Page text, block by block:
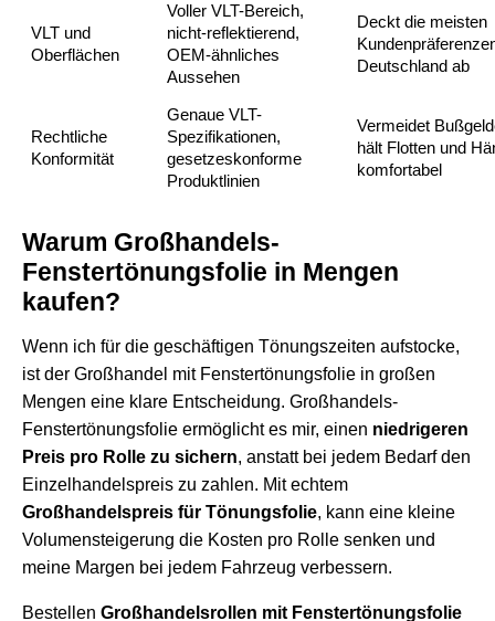
VLT und
Oberflächen
Voller VLT-Bereich,
nicht-reflektierend,
OEM-ähnliches
Aussehen
Deckt die meisten
Deutschland ab
Rechtliche
Konformität
Genaue VLT-
Spezifikationen,
gesetzeskonforme
Produktlinien
Vermeidet
hält Flotten und
komfortabel
Warum Großhandels-
Fenstertönungsfolie in Mengen
kaufen?
Wenn ich für die geschäftigen Tönungszeiten aufstocke,
ist der Großhandel mit Fenstertönungsfolie in großen
Mengen eine klare Entscheidung. Großhandels-
Fenstertönungsfolie ermöglicht es mir, einen niedrigeren
Preis pro Rolle zu sichern, anstatt bei jedem Bedarf den
Einzelhandelspreis zu zahlen. Mit echtem
Großhandelspreis für Tönungsfolie, kann eine kleine
Volumensteigerung die Kosten pro Rolle senken und
meine Margen bei jedem Fahrzeug verbessern.
Bestellen Großhandelsrollen mit Fenstertönungsfolie